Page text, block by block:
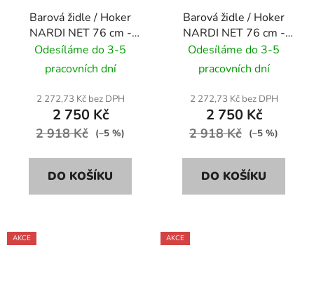
Barová židle / Hoker
NARDI NET 76 cm -
antracite/ antracitově
Odesíláme do 3-5
pracovních dní
2 272,73 Kč bez DPH
2 750 Kč
2 918 Kč (–5 %)
DO KOŠÍKU
Barová židle / Hoker
NARDI NET 76 cm -
bianco/ bílá
Odesíláme do 3-5
pracovních dní
2 272,73 Kč bez DPH
2 750 Kč
2 918 Kč (–5 %)
DO KOŠÍKU
AKCE AKCE